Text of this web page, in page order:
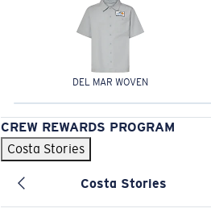
DEL MAR WOVEN
CREW REWARDS PROGRAM
Costa Stories
Costa Stories